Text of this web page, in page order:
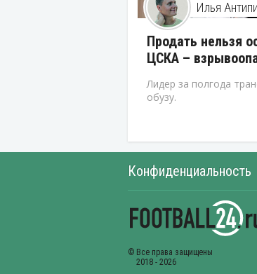
Илья
Продать нельзя
ЦСКА –
Лидер за полгода
обузу.
Конфиденциальность